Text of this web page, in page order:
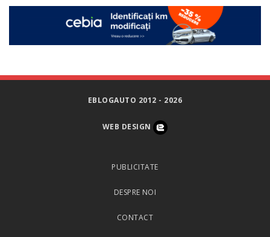
EBLOGAUTO 2012 - 2026
WEB DESIGN
PUBLICITATE
DESPRE NOI
CONTACT